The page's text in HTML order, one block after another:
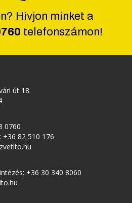
Hívjon minket a
telefonszámon!
út 18.
0760
+36 82 510 176
+36 30 340 8060